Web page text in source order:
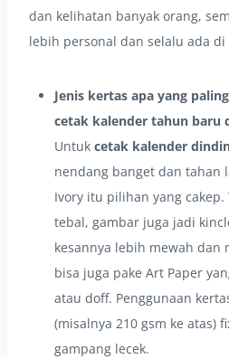
dan kelihatan banyak orang,
lebih personal dan selalu ada
Jenis kertas apa yang
cetak kalender tahun baru
Untuk cetak kalender
nendang banget dan tahan
Ivory itu pilihan yang
tebal, gambar juga jadi
kesannya lebih mewah dan
bisa juga pake Art Paper
atau doff. Penggunaan
(misalnya 210 gsm ke atas)
gampang lecek.